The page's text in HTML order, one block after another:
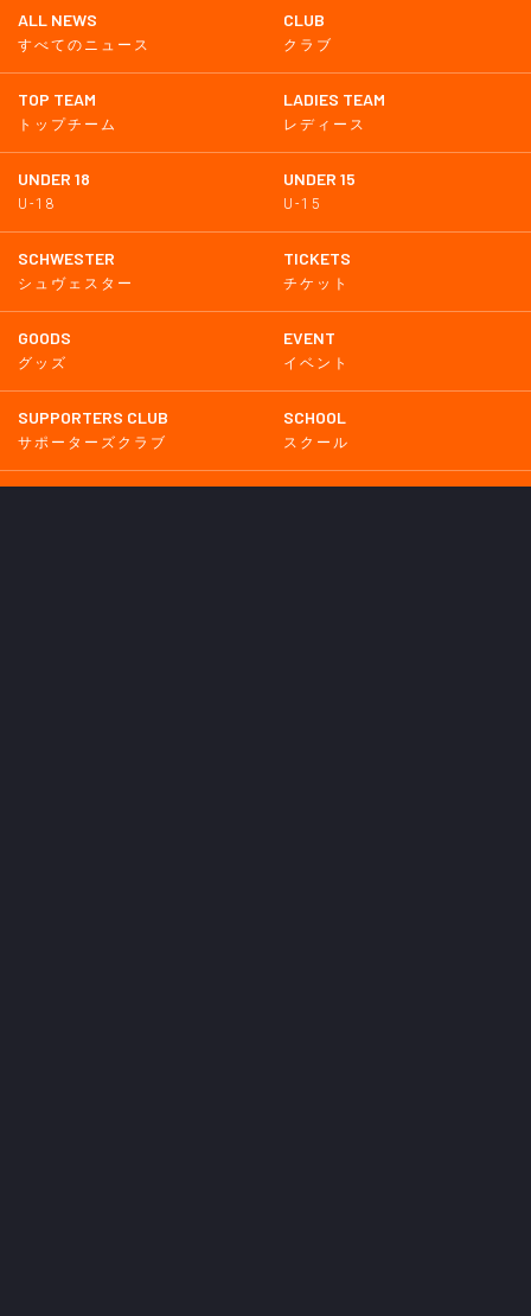
ALL NEWS
すべてのニュース
CLUB
クラブ
TOP TEAM
トップチーム
LADIES TEAM
レディース
UNDER 18
U-18
UNDER 15
U-15
SCHWESTER
シュヴェスター
TICKETS
チケット
GOODS
グッズ
EVENT
イベント
SUPPORTERS CLUB
サポーターズクラブ
SCHOOL
スクール